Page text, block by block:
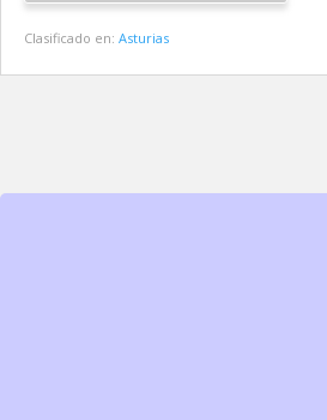
Clasificado en: Asturias